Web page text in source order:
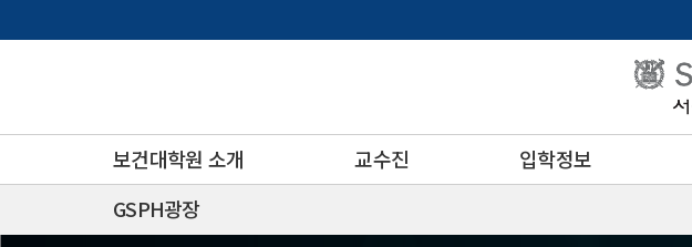
로
보건대학원 소개 교수진 입학정보
GSPH광장